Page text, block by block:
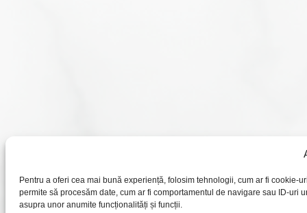
Pentru a oferi cea mai bună experiență, folosim tehnologii, cum ar fi
permite să procesăm date, cum ar fi comportamentul de navigare sau ID-
asupra unor anumite funcționalități și funcții.